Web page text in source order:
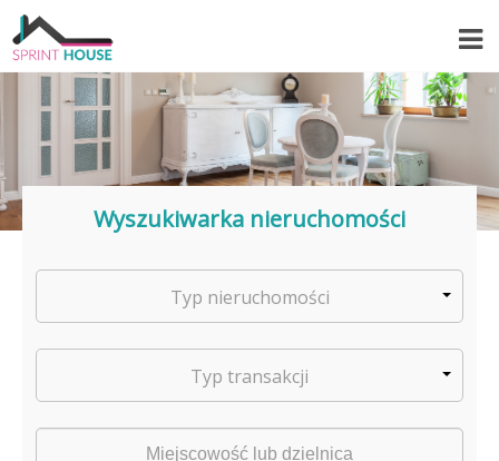
Wyszukiwarka nieruchomości
Typ nieruchomości
Typ transakcji